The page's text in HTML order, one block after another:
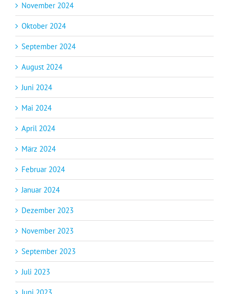
November 2024
Oktober 2024
September 2024
August 2024
Juni 2024
Mai 2024
April 2024
März 2024
Februar 2024
Januar 2024
Dezember 2023
November 2023
September 2023
Juli 2023